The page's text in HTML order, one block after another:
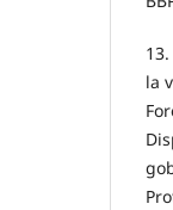
la